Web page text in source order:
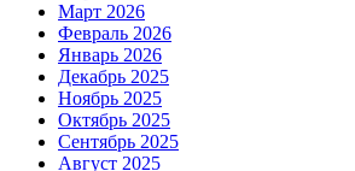
Март 2026
Февраль 2026
Январь 2026
Декабрь 2025
Ноябрь 2025
Октябрь 2025
Сентябрь 2025
Август 2025